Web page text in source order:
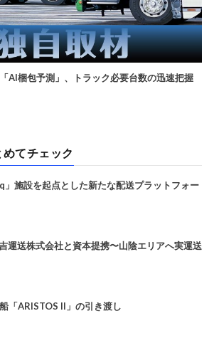
AI梱包予測」、トラック必要台数の迅速把握
めてチェック
施設を起点とした新たな配送プラットフォー
送株式会社と資本提携〜山陰エリアへ実運送
「ARISTOS II」の引き渡し